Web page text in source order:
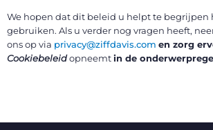
We hopen dat dit beleid u helpt te begrijpen
gebruiken. Als u verder nog vragen heeft,
ons op via privacy@ziffdavis.com en zorg
Cookiebeleidopneemtin de